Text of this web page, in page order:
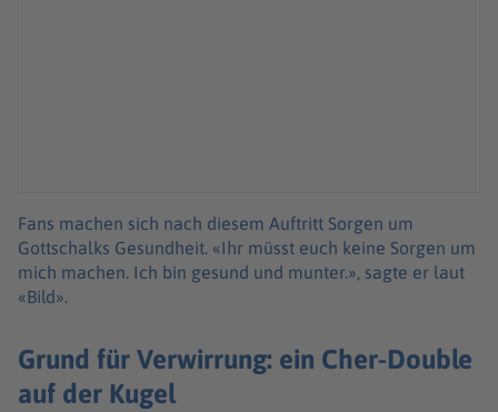
Fans machen sich nach diesem Auftritt Sorgen um
Gottschalks Gesundheit. «Ihr müsst euch keine Sorgen um
mich machen. Ich bin gesund und munter.», sagte er laut
«Bild».
Grund für Verwirrung: ein Cher-Double
auf der Kugel